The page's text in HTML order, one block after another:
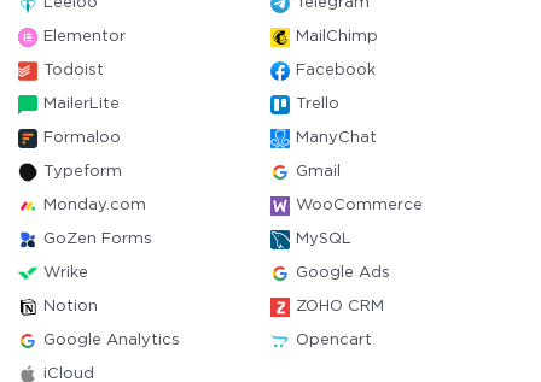
Leeloo Telegram
Elementor MailChimp
Todoist Facebook
MailerLite Trello
Formaloo ManyChat
Typeform Gmail
Monday.com WooCommerce
GoZen Forms MySQL
Wrike Google Ads
Notion ZOHO CRM
Google Analytics Opencart
iCloud